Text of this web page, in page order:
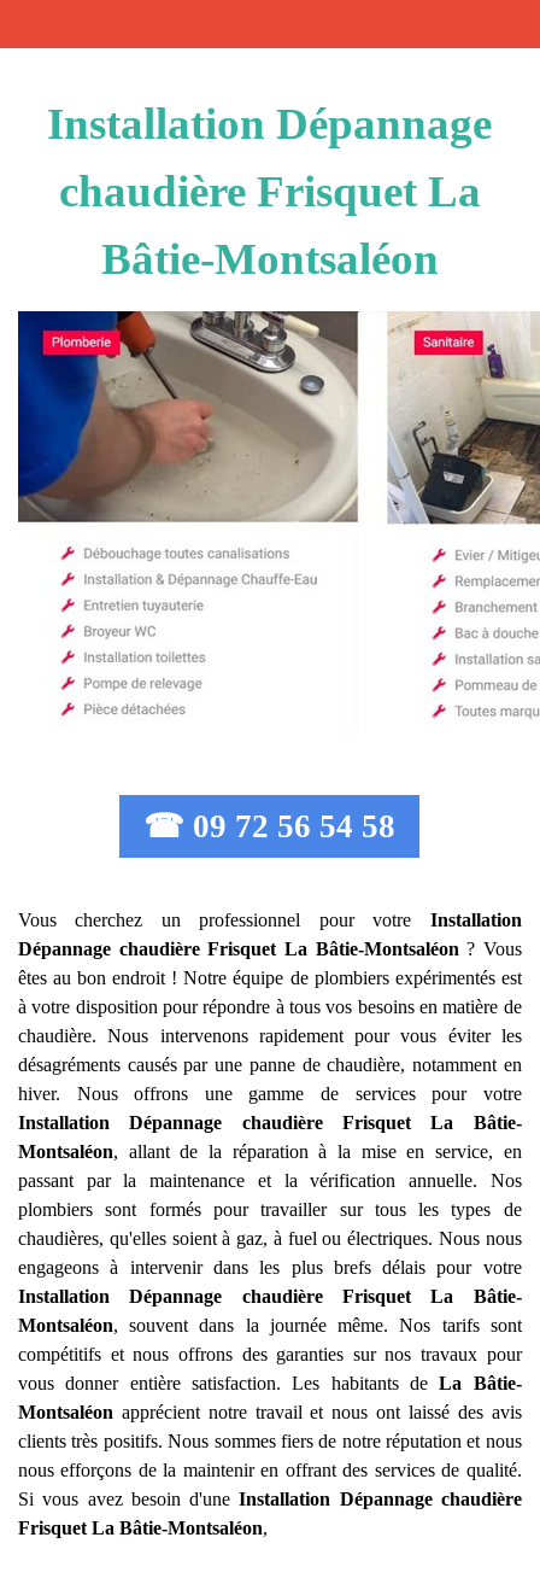
Installation Dépannage
chaudière Frisquet La
Bâtie-Montsaléon
☎ 09 72 56 54 58
Vous cherchez un professionnel pour votre Installation
Dépannage chaudière Frisquet La Bâtie-Montsaléon ? Vous
êtes au bon endroit ! Notre équipe de plombiers expérimentés est
à votre disposition pour répondre à tous vos besoins en matière de
chaudière. Nous intervenons rapidement pour vous éviter les
désagréments causés par une panne de chaudière, notamment en
hiver. Nous offrons une gamme de services pour votre
Installation Dépannage chaudière Frisquet
La Bâtie-
Montsaléon, allant de la réparation à la mise en service, en
passant par la maintenance et la vérification annuelle. Nos
plombiers sont formés pour travailler sur tous les types de
chaudières, qu'elles soient à gaz, à fuel ou électriques. Nous nous
engageons à intervenir dans les plus brefs délais pour votre
Installation Dépannage chaudière Frisquet
La Bâtie-
Montsaléon, souvent dans la journée même. Nos tarifs sont
compétitifs et nous offrons des garanties sur nos travaux pour
vous donner entière satisfaction. Les habitants deLa Bâtie-
Montsaléon apprécient notre travail et nous ont laissé des avis
clients très positifs. Nous sommes fiers de notre réputation et nous
nous efforçons de la maintenir en offrant des services de qualité.
Si vous avez besoin d'uneInstallation Dépannage chaudière
Frisquet La Bâtie-Montsaléon,